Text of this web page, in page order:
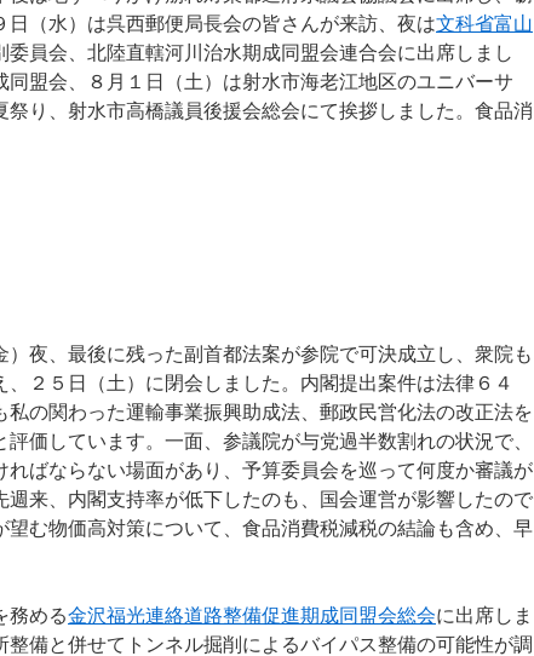
（水）は呉西郵便局長会の皆さんが来訪、夜は文科省富山
委員会、北陸直轄河川治水期成同盟会連合会に出席しまし
盟会、８月１日（土）は射水市海老江地区のユニバーサ
り、射水市高橋議員後援会総会にて挨拶しました。食品消
夜、最後に残った副首都法案が参院で可決成立し、衆院も
２５日（土）に閉会しました。内閣提出案件は法律６４
の関わった運輸事業振興助成法、郵政民営化法の改正法を
価しています。一面、参議院が与党過半数割れの状況で、
ばならない場面があり、予算委員会を巡って何度か審議が
来、内閣支持率が低下したのも、国会運営が影響したので
む物価高対策について、食品消費税減税の結論も含め、早
務める金沢福光連絡道路整備促進期成同盟会総会に出席しま
備と併せてトンネル掘削によるバイパス整備の可能性が調